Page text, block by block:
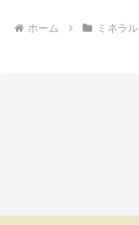
ホーム ミネラル